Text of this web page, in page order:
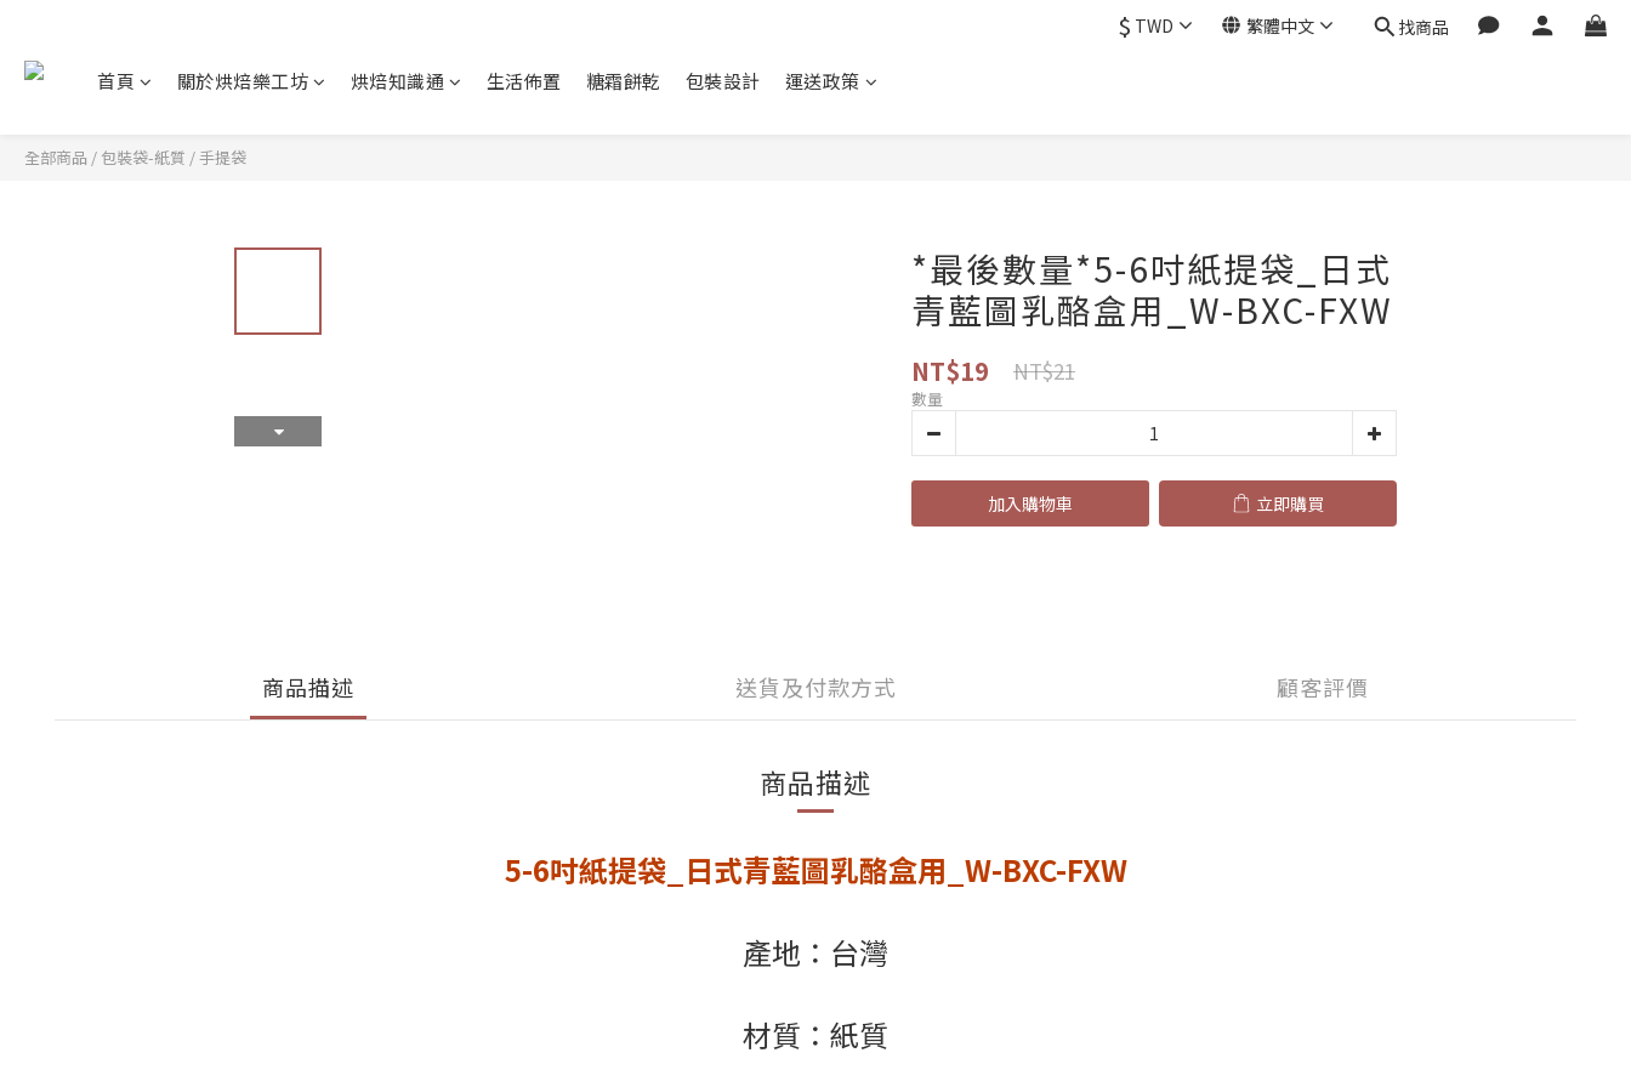
$ TWD 繁體中文 找商品
首頁 關於烘焙樂工坊 烘焙知識通 生活佈置 糖霜餅乾 包裝設計 運送政策
全部商品 / 包裝袋-紙質 /手提袋
*最後數量*5-6吋紙提袋_日式
青藍圖乳酪盒用_W-BXC-FXW
NT$19 NT$21
數量
加入購物車 立即購買
商品描述 送貨及付款方式 顧客評價
商品描述
5-6吋紙提袋_日式青藍圖乳酪盒用_W-BXC-FXW
產地：台灣
材質：紙質